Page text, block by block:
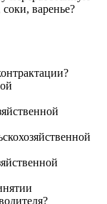
варенье?